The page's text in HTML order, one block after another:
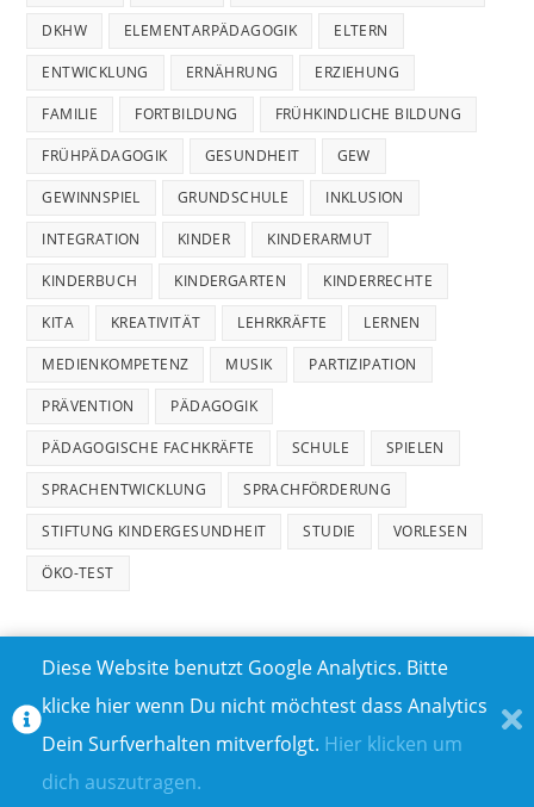
DKHW ELEMENTARPÄDAGOGIK ELTERN
ENTWICKLUNG ERNÄHRUNG ERZIEHUNG
FAMILIE FORTBILDUNG FRÜHKINDLICHE BILDUNG
FRÜHPÄDAGOGIK GESUNDHEIT GEW
GEWINNSPIEL GRUNDSCHULE INKLUSION
INTEGRATION KINDER KINDERARMUT
KINDERBUCH KINDERGARTEN KINDERRECHTE
KITA KREATIVITÄT LEHRKRÄFTE LERNEN
MEDIENKOMPETENZ MUSIK PARTIZIPATION
PRÄVENTION PÄDAGOGIK
PÄDAGOGISCHE FACHKRÄFTE SCHULE SPIELEN
SPRACHENTWICKLUNG SPRACHFÖRDERUNG
STIFTUNG KINDERGESUNDHEIT STUDIE VORLESEN
ÖKO-TEST
TEILNAHMEBEDINGUNGEN FÜR GEWINNSPIELE
IMPRESSUM
ÜBER UNS I
Diese Website benutzt Google Analytics. Bitte
klicke hier wenn Du nicht möchtest dass Analytics
Dein Surfverhalten mitverfolgt. Hier klicken um
dich auszutragen.